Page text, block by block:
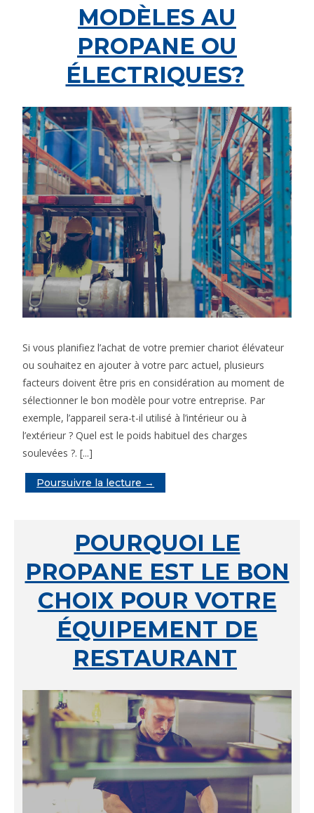
MODÈLES AU
PROPANE OU
ÉLECTRIQUES?
Si vous planifiez l’achat de votre premier chariot élévateur
ou souhaitez en ajouter à votre parc actuel, plusieurs
facteurs doivent être pris en considération au moment de
sélectionner le bon modèle pour votre entreprise. Par
exemple, l’appareil sera-t-il utilisé à l’intérieur ou à
l’extérieur ? Quel est le poids habituel des charges
soulevées ?. [...]
Poursuivre la lecture →
POURQUOI LE
PROPANE EST LE BON
CHOIX POUR VOTRE
ÉQUIPEMENT DE
RESTAURANT